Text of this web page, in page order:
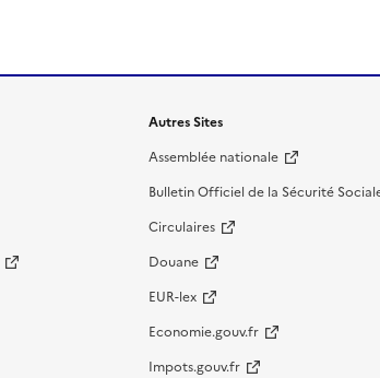
Autres Sites
Assemblée nationale
Bulletin Officiel de la Sécurité
Circulaires
Douane
EUR-lex
Economie.gouv.fr
Impots.gouv.fr